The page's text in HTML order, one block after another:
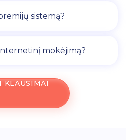
sistemą?
mokėjimą?
KLAUSIMAI